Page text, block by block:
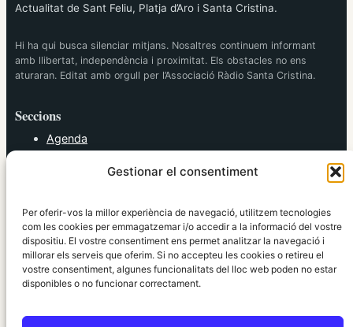
Gestionar el consentiment
Per oferir-vos la millor experiència de navegació, utilitzem tecnologies
com les cookies per emmagatzemar i/o accedir a la informació del vostre
dispositiu. El vostre consentiment ens permet analitzar la navegació i
millorar els serveis que oferim. Si no accepteu les cookies o retireu el
vostre consentiment, algunes funcionalitats del lloc web poden no estar
disponibles o no funcionar correctament.
Actualitat de Sant Feliu, Platja d’Aro i Santa Cristina.
Hi ha qui busca silenciar mitjans. Nosaltres continuem informant
amb llibertat, independència i proximitat. Els obstacles no ens
aturaran. Editat amb orgull per l’Associació Ràdio Santa Cristina.
Seccions
Agenda
Política
Societat
Tendències
elRidaura.com